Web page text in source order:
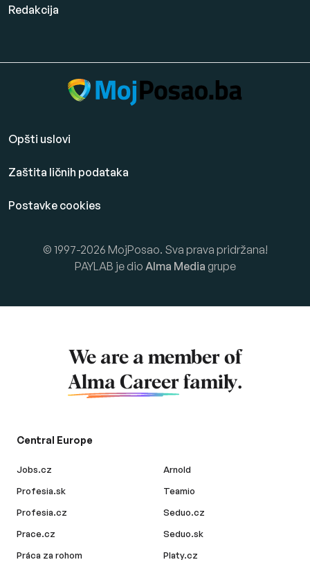
Redakcija
Opšti uslovi
Zaštita ličnih podataka
Postavke cookies
© 1997-2026 MojPosao. Sva prava pridržana!
PAYLAB je dio Alma Media grupe
We are a member of
Alma Career family.
Central Europe
Jobs.cz
Profesia.sk
Profesia.cz
Prace.cz
Práca za rohom
Arnold
Teamio
Seduo.cz
Seduo.sk
Platy.cz